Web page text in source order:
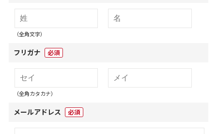
（全角文字）
フリガナ 必須
（全角カタカナ）
メールアドレス 必須